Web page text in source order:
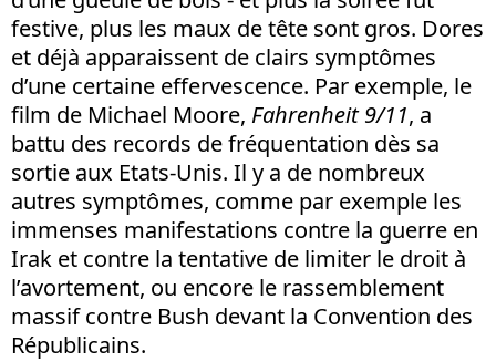
festive, plus les maux de tête sont gros. Dores
et déjà apparaissent de clairs symptômes
d’une certaine effervescence. Par exemple, le
film de Michael Moore, Fahrenheit 9/11, a
battu des records de fréquentation dès sa
sortie aux Etats-Unis. Il y a de nombreux
autres symptômes, comme par exemple les
immenses manifestations contre la guerre en
Irak et contre la tentative de limiter le droit à
l’avortement, ou encore le rassemblement
massif contre Bush devant la Convention des
Républicains.